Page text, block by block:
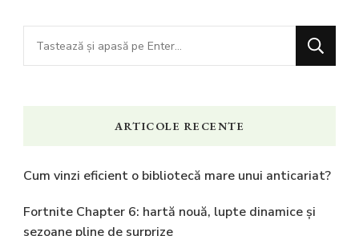
Cauți
ceva?
ARTICOLE RECENTE
Cum vinzi eficient o bibliotecă mare unui anticariat?
Fortnite Chapter 6: hartă nouă, lupte dinamice și
sezoane pline de surprize